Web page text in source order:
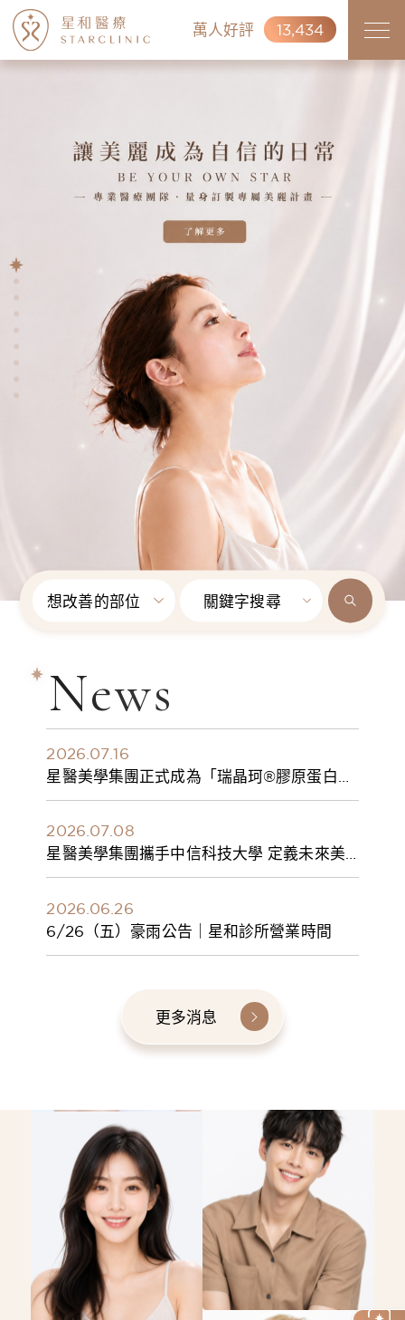
萬人好評 13,434
想改善的部位 關鍵字搜尋
News
2026.07.16
星醫美學集團正式成為「瑞晶珂®膠原蛋白植
入劑」台灣獨家總代理
2026.07.08
星醫美學集團攜手中信科技大學 定義未來美
學人才新標準 建構健康美學產學共育模式 串
2026.06.26
6/26（五）豪雨公告｜星和診所營業時間
更多消息